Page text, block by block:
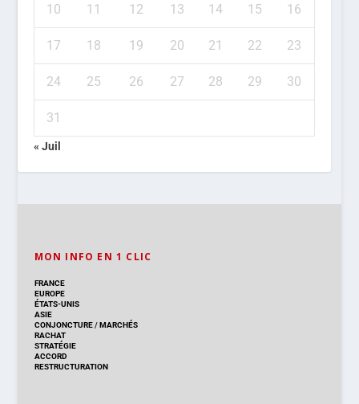
10 11 12 13 14 15 16
17 18 19 20 21 22 23
24 25 26 27 28 29 30
31
« Juil
MON INFO EN 1 CLIC
FRANCE
EUROPE
ÉTATS-UNIS
ASIE
CONJONCTURE/MARCHÉS
RACHAT
STRATÉGIE
ACCORD
RESTRUCTURATION